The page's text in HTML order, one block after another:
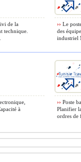
de la
technique.
›› Le
des
industriel
à
›› Poste
Planifier
ordres de